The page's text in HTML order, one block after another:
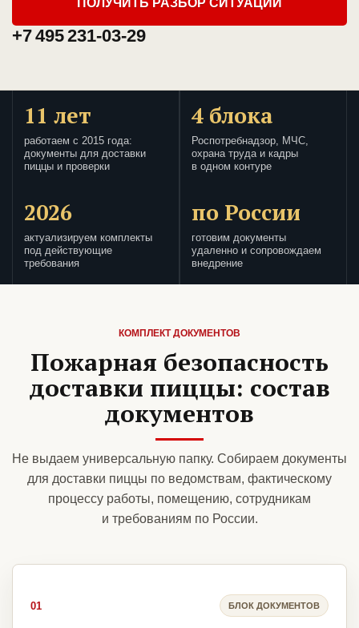
+7 495 231-03-29
11 лет
работаем с 2015 года:
документы для доставки
пиццы и проверки
4 блока
Роспотребнадзор, МЧС,
охрана труда и кадры
в одном контуре
2026
актуализируем комплекты
под действующие
требования
по России
готовим документы
удаленно и сопровождаем
внедрение
КОМПЛЕКТ ДОКУМЕНТОВ
Пожарная безопасность
доставки пиццы: состав
документов
Не выдаем универсальную папку. Собираем документы
для доставки пиццы по ведомствам, фактическому
процессу работы, помещению, сотрудникам
и требованиям по России.
01 БЛОК ДОКУМЕНТОВ